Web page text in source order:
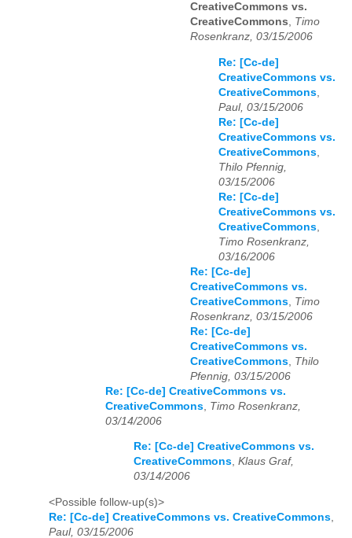
CreativeCommons vs.
CreativeCommons, Timo
Rosenkranz, 03/15/2006
Re: [Cc-de]
CreativeCommons vs.
CreativeCommons
Paul, 03/15/2006
Re: [Cc-de]
CreativeCommons vs.
CreativeCommons
Thilo Pfennig,
03/15/2006
Re: [Cc-de]
CreativeCommons vs.
CreativeCommons
Timo Rosenkranz,
03/16/2006
Re: [Cc-de]
CreativeCommons vs.
CreativeCommons Timo
Rosenkranz, 03/15/2006
Re: [Cc-de]
CreativeCommons vs.
CreativeCommons Thilo
Pfennig, 03/15/2006
Re: [Cc-de] CreativeCommons vs.
CreativeCommons Timo Rosenkranz,
03/14/2006
Re: [Cc-de] CreativeCommons vs.
CreativeCommons, Klaus Graf,
03/14/2006
<Possible follow-up(s)>
Re: [Cc-de] CreativeCommons vs. CreativeCommons,
Paul, 03/15/2006